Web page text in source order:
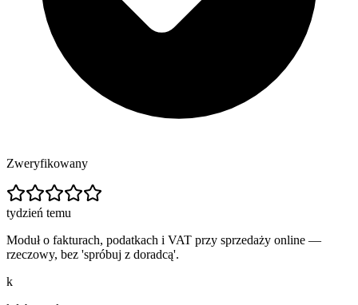
Zweryfikowany
tydzień temu
Moduł o fakturach, podatkach i VAT przy sprzedaży online —
rzeczowy, bez 'spróbuj z doradcą'.
k